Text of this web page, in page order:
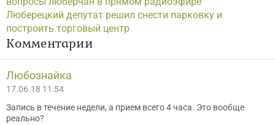
Люберецкий депутат решил снести парковку и
построить торговый центр
Комментарии
Любознайка
17.06.18 11:54
Запись в течение недели, а прием всего 4 часа. Это вообще
реально?